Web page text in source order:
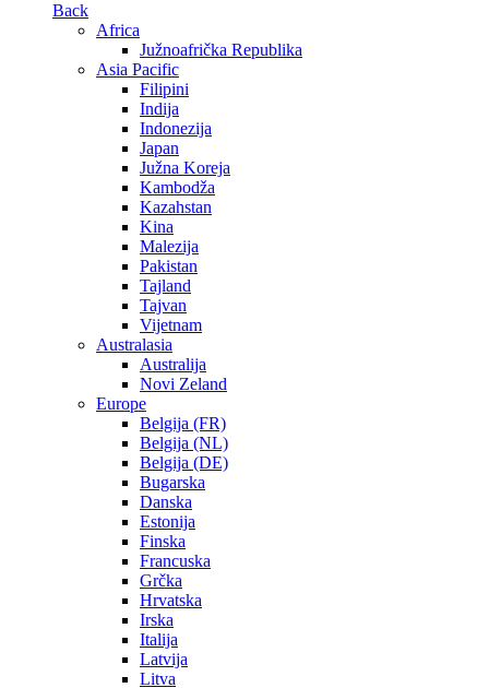
Back
Africa
Južnoafrička Republika
Asia Pacific
Filipini
Indija
Indonezija
Japan
Južna Koreja
Kambodža
Kazahstan
Kina
Malezija
Pakistan
Tajland
Tajvan
Vijetnam
Australasia
Australija
Novi Zeland
Europe
Belgija (FR)
Belgija (NL)
Belgija (DE)
Bugarska
Danska
Estonija
Finska
Francuska
Grčka
Hrvatska
Irska
Italija
Latvija
Litva